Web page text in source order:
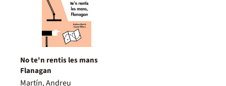
No te'n rentis les mans
Flanagan
Martín, Andreu